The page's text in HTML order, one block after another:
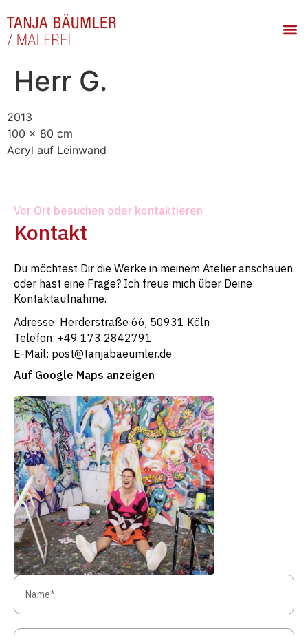
Herr G.
2013
100 x 80 cm
Acryl auf Leinwand
Vor Ort besuchen oder kontaktieren
Kontakt
Du möchtest Dir die Werke in meinem Atelier anschauen
oder hast eine Frage? Ich freue mich über Deine
Kontaktaufnahme.
Adresse: Herderstraße 66, 50931 Köln
Telefon: +49 173 2842791
E-Mail: post@tanjabaeumler.de
Auf Google Maps anzeigen